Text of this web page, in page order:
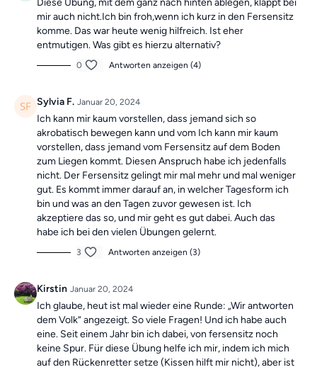
Diese Übung, mit dem ganz nach hinten ablegen, klappt bei
mir auch nicht.Ich bin froh,wenn ich kurz in den Fersensitz
komme. Das war heute wenig hilfreich. Ist eher
entmutigen. Was gibt es hierzu alternativ?
0 Antworten anzeigen (4)
Sylvia F. Januar 20, 2024
Ich kann mir kaum vorstellen, dass jemand sich so
akrobatisch bewegen kann und vom Ich kann mir kaum
vorstellen, dass jemand vom Fersensitz auf dem Boden
zum Liegen kommt. Diesen Anspruch habe ich jedenfalls
nicht. Der Fersensitz gelingt mir mal mehr und mal weniger
gut. Es kommt immer darauf an, in welcher Tagesform ich
bin und was an den Tagen zuvor gewesen ist. Ich
akzeptiere das so, und mir geht es gut dabei. Auch das
habe ich bei den vielen Übungen gelernt.
3 Antworten anzeigen (3)
Kirstin Januar 20, 2024
Ich glaube, heut ist mal wieder eine Runde: „Wir antworten
dem Volk“ angezeigt. So viele Fragen! Und ich habe auch
eine. Seit einem Jahr bin ich dabei, von fersensitz noch
keine Spur. Für diese Übung helfe ich mir, indem ich mich
auf den Rückenretter setze (Kissen hilft mir nicht), aber ist